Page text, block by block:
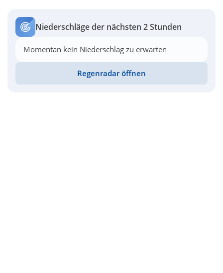
Niederschläge der nächsten 2 Stunden
Momentan kein Niederschlag zu erwarten
Regenradar öffnen